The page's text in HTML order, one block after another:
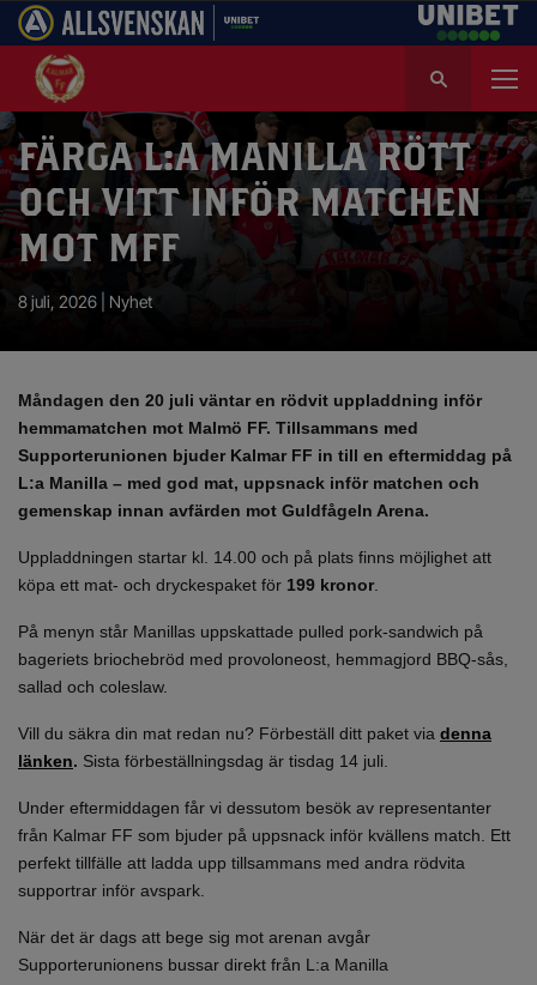
k
e
f
t
e
FÄRGA L:A MANILLA RÖTT
OCH VITT INFÖR MATCHEN
MOT MFF
8 juli, 2026 | Nyhet
Måndagen den 20 juli väntar en rödvit uppladdning inför
hemmamatchen mot Malmö FF. Tillsammans med
Supporterunionen bjuder Kalmar FF in till en eftermiddag på
L:a Manilla – med god mat, uppsnack inför matchen och
gemenskap innan avfärden mot Guldfågeln Arena.
Uppladdningen startar kl. 14.00 och på plats finns möjlighet att
köpa ett mat- och dryckespaket för 199 kronor.
På menyn står Manillas uppskattade pulled pork-sandwich på
bageriets briochebröd med provoloneost, hemmagjord BBQ-sås,
sallad och coleslaw.
Vill du säkra din mat redan nu? Förbeställ ditt paket via denna
länken. Sista förbeställningsdag är tisdag 14 juli.
Under eftermiddagen får vi dessutom besök av representanter
från Kalmar FF som bjuder på uppsnack inför kvällens match. Ett
perfekt tillfälle att ladda upp tillsammans med andra rödvita
supportrar inför avspark.
När det är dags att bege sig mot arenan avgår
Supporterunionens bussar direkt från L:a Manilla